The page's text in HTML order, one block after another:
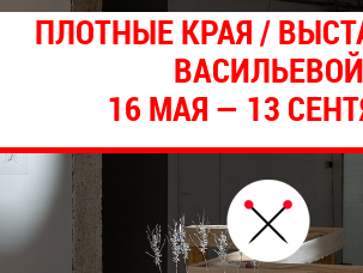
ПЛОТНЫЕ КРАЯ /
ВАСИЛЬЕВОЙ
16 МАЯ — 13